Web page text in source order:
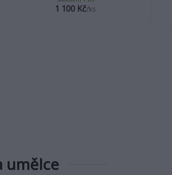
1 100 Kč/ks
umělce